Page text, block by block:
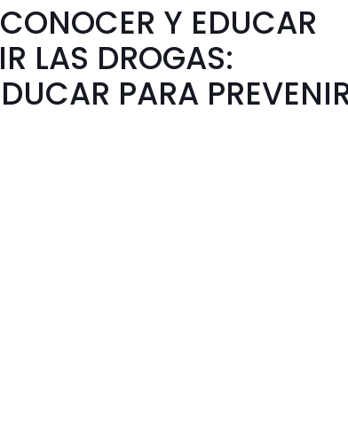
Y EDUCAR
LAS DROGAS:
PARA